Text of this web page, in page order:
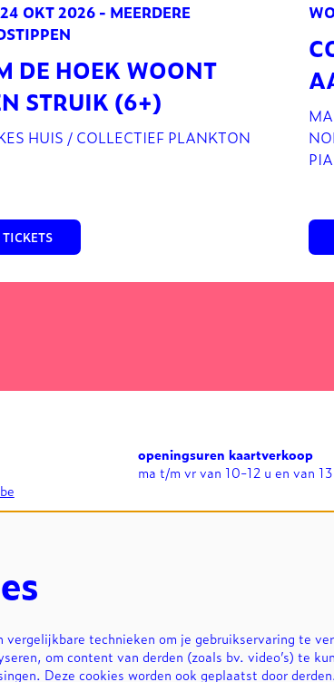
DE HOEK WOONT
STRUIK (6+)
HUIS / COLLECTIEF PLANKTON
OKT 2026 - MEERDERE
TICKETS
openingsuren kaartverkoop
ma t/m vr van 10-12 u en van
openingsuren expo's
vergelijkbare technieken om je gebruikservaring te
om content van derden (zoals bv. video’s) te
Deze cookies worden ook geplaatst door